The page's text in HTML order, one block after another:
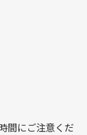
間にご注意くだ